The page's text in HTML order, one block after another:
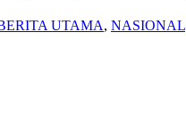
UTAMA, NASIONAL